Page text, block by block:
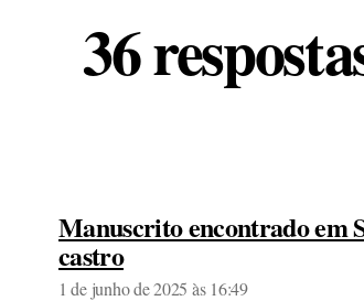
36
Manuscrito encontrado em
castrodiz:
1 de junho de 2025 às 16:49